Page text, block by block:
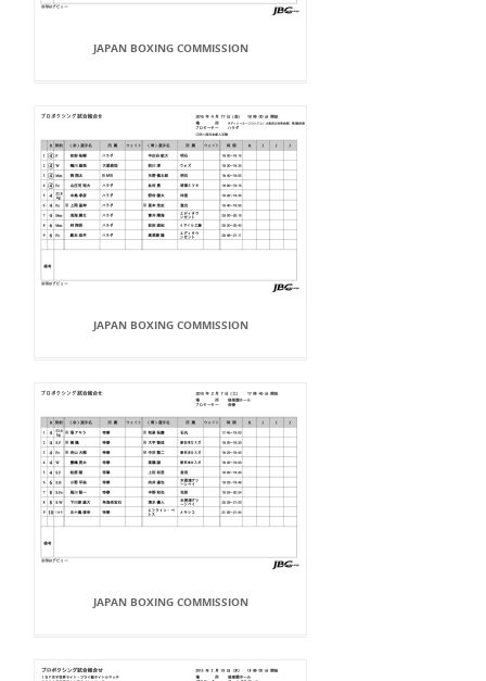
JAPAN BOXING COMMISSION
JAPAN BOXING COMMISSION
JAPAN BOXING COMMISSION